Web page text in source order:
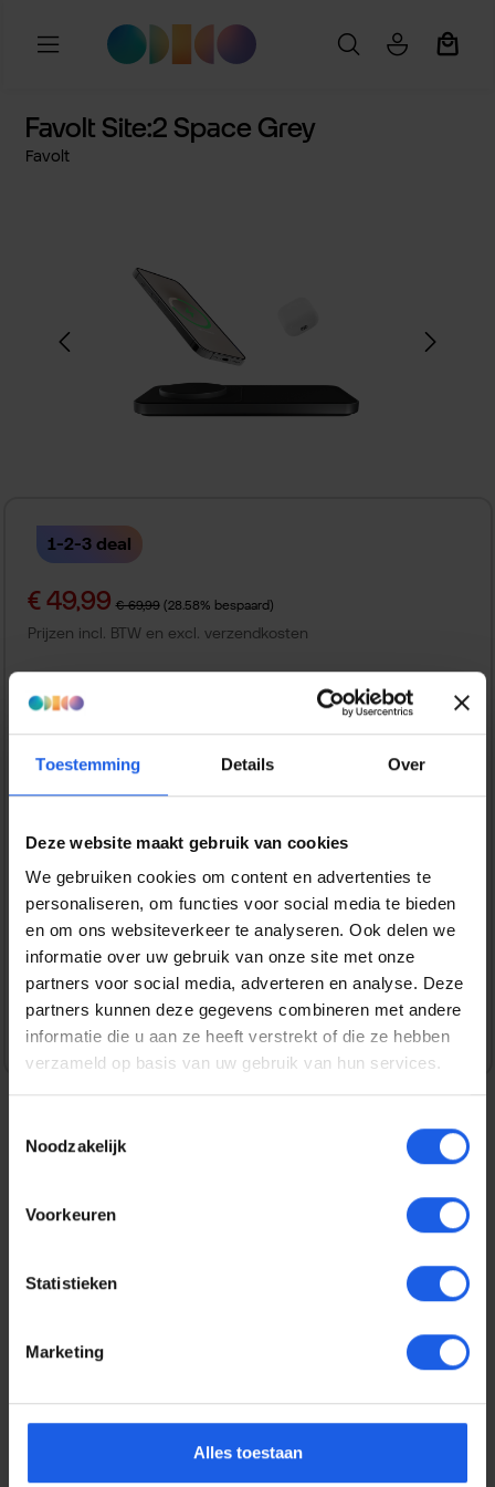
Toestemming Details Over
Deze website maakt gebruik van cookies
We gebruiken cookies om content en advertenties te
personaliseren, om functies voor social media te bieden
en om ons websiteverkeer te analyseren. Ook delen we
informatie over uw gebruik van onze site met onze
partners voor social media, adverteren en analyse. Deze
partners kunnen deze gegevens combineren met andere
informatie die u aan ze heeft verstrekt of die ze hebben
verzameld op basis van uw gebruik van hun services.
Noodzakelijk
Voorkeuren
Statistieken
Marketing
Alles toestaan
Ga naar de hoofdinhoud
Favolt Site:2 Space Grey
Favolt
1-2-3 deal
Verkoopprijs:
€ 49,99 Normale prijs:
€ 69,99 (28.58% bespaard)
Prijzen incl. BTW en excl. verzendkosten
FV87836795 9509839878367
Favolt
Gratis verzending vanaf € 25,-
14 dagen bedenktijd
Veilig en snel betalen
MagSafe Compatibel Dankzij de verhoogde MagSafe
oplaadpuck kun je je vingers om je apparaat wikkelen om
Eigenschappen
Productgalerij overslaan